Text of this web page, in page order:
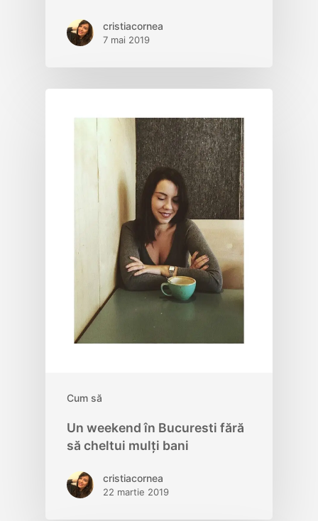
cristiacornea
7 mai 2019
Cum să
Un weekend în Bucuresti fără
să cheltui mulți bani
cristiacornea
22 martie 2019